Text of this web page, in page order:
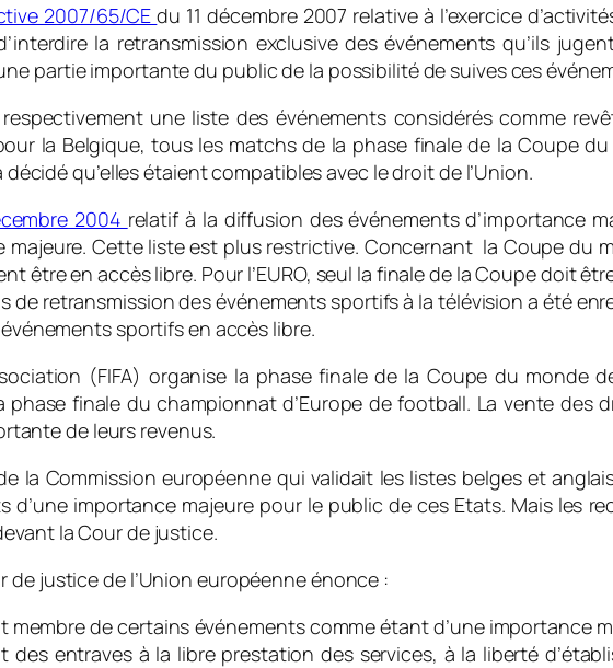
2007/65/CEdu 11 décembre 2007 relative à l’exercice
la retransmission exclusive des événements qu’ils
partie importante du public de la possibilité de suives ces
une liste des événements considérés comme
la Belgique, tous les matchs de la phase finale de la Coupe
qu’elles étaient compatibles avec le droit de l’Union.
2004 relatif à la diffusion des événements d’importance
Cette liste est plus restrictive. Concernant la Coupe du
être en accès libre. Pour l’EURO, seul la finale de la Coupe doit
de retransmission des événements sportifs à la télévision a été
événements sportifs en accès libre.
(FIFA) organise la phase finale de la Coupe du monde
finale du championnat d’Europe de football. La vente des
de leurs revenus.
la Commission européenne qui validait les listes belges et
importance majeure pour le public de ces Etats. Mais les
la Cour de justice.
de justice de l’Union européenne énonce :
membre de certains événements comme étant d’une importance
entraves à la libre prestation des services, à la liberté